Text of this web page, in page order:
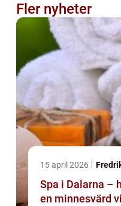
Fler nyheter
15 april 2026
Spa i Dalarna –
en minnesvärd